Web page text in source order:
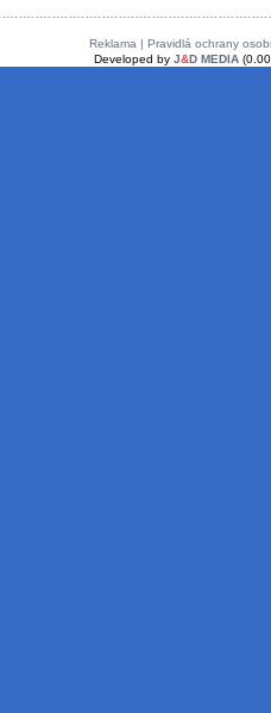
Reklama | Pravidlá ochrany
Developed by J&D MEDIA